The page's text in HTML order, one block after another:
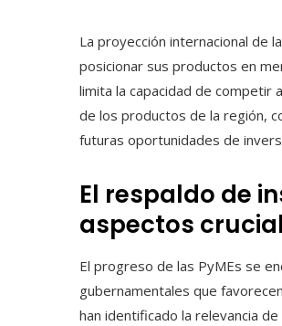
La proyección internacional de
posicionar sus productos en
limita la capacidad de competir
de los productos de la región,
futuras oportunidades de
El respaldo de
aspectos
El progreso de las PyMEs se
gubernamentales que
han identificado la relevancia